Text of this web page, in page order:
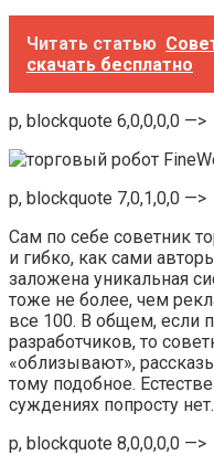
Читать статью
скачать бесплатно
p, blockquote 6,0,0,0,0 —>
p, blockquote 7,0,1,0,0 —>
Сам по себе советник
и гибко, как сами
заложена уникальная
тоже не более, чем
все 100. В общем, если
разработчиков, то
«облизывают»,
тому подобное.
суждениях попросту нет.
p, blockquote 8,0,0,0,0 —>